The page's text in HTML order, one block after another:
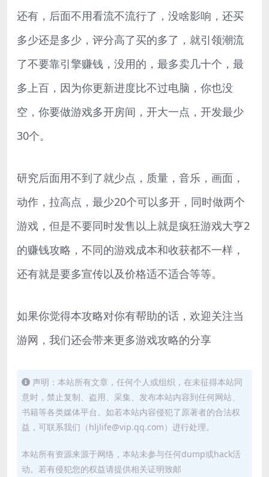
还有，后面不用看流不流行了，没啥影响，还买
多少还是多少，评分高了买的多了，就引领潮流
了不要靠引擎赚钱，没用的，最多卖几十个，最
多上百，因为你更新进度比不过电脑，你也没
空，你要做游戏多开房间，开大一点，开发最少
30个。
研究后面用不到了就少点，质量，音乐，画面，
动作，拉高点，最少20个可以多开，同时做两个
游戏，但是不要同时发售以上就是疯狂游戏大亨2
的赚钱攻略，不同的游戏成本和收获都不一样，
还有就是要多宣传以及价格适不适合等等。
如果你觉得本攻略对你有帮助的话，欢迎关注当
游网，我们还会带来更多游戏攻略的分享
声明：本站所有文章，任何个人或组织，在未征得本站同
意时，禁止复制、盗用、采集、发布本站内容到任何网站、
书籍等各类媒体平台。如若本站内容侵犯了原著者的合法权
益，可联系我们（hljlife@vip.qq.com）进行处理。
本站所有资源来源于网络，本站未参与任何dump或hack活
动。若有侵犯您的权益请提供相关证明致邮